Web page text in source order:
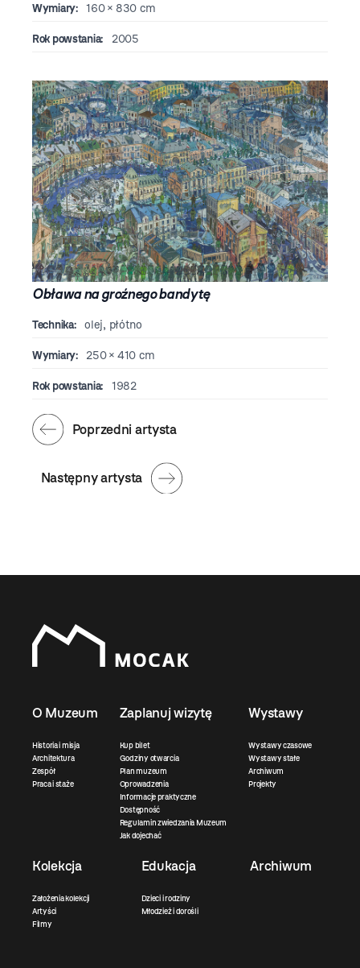
Wymiary: 160 × 830 cm
Rok powstania: 2005
Obława na groźnego bandytę
Technika: olej, płótno
Wymiary: 250 × 410 cm
Rok powstania: 1982
Następny artysta
Poprzedni artysta
O Muzeum
Historia i misja
Architektura
Zespół
Praca i staże
Zaplanuj wizytę
Kup bilet
Godziny otwarcia
Plan muzeum
Oprowadzenia
Informacje praktyczne
Dostępność
Regulamin zwiedzania Muzeum
Jak dojechać
Wystawy
Wystawy czasowe
Wystawy stałe
Archiwum
Projekty
Kolekcja
Założenia kolekcji
Artyści
Filmy
Edukacja
Dzieci i rodziny
Młodzież i dorośli
Archiwum